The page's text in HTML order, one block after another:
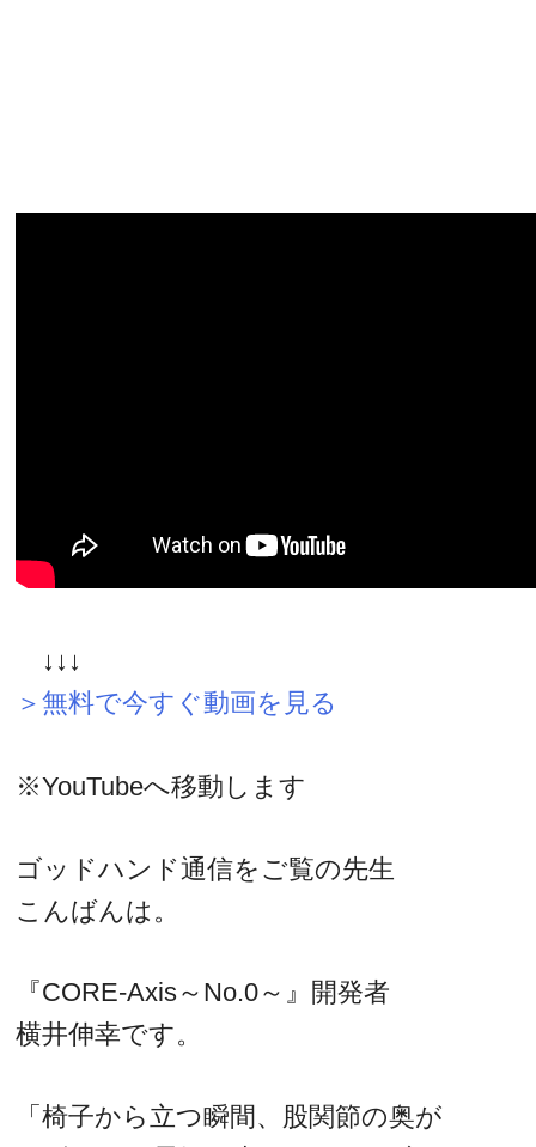
↓↓↓
＞無料で今すぐ動画を見る
※YouTubeへ移動します
ゴッドハンド通信をご覧の先生
こんばんは。
『CORE-Axis～No.0～』開発者
横井伸幸です。
「椅子から立つ瞬間、股関節の奥が